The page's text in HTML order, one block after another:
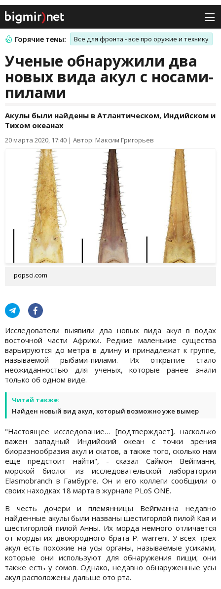
Горячие темы: Все для фронта - все про оружие и технику
Ученые обнаружили два
новых вида акул с носами-
пилами
Акулы были найдены в Атлантическом, Индийском и
Тихом океанах
20 марта 2020, 17:40 | Автор: Максим Григорьев
popsci.com
Исследователи выявили два новых вида акул в водах
восточной части Африки. Редкие маленькие существа
варьируются до метра в длину и принадлежат к группе,
называемой рыбами-пилами. Их открытие стало
неожиданностью для ученых, которые ранее знали
только об одном виде.
Читай также:
Найден новый вид акул, который возможно уже вымер
"Настоящее исследование… [подтверждает], насколько
важен западный Индийский океан с точки зрения
биоразнообразия акул и скатов, а также того, сколько нам
еще предстоит найти", - сказал Саймон Вейгманн,
морской биолог из исследовательской лаборатории
Elasmobranch в Гамбурге. Он и его коллеги сообщили о
своих находках 18 марта в журнале PLoS ONE.
В честь дочери и племянницы Вейгманна недавно
найденные акулы были названы шестигорлой пилой Кая и
шестигорлой пилой Анны. Их морда немного отличается
от морды их двоюродного брата P. warreni. У всех трех
акул есть похожие на усы органы, называемые усиками,
которые они используют для обнаружения пищи; они
также есть у сомов. Однако, недавно обнаруженные усы
акул расположены дальше ото рта.